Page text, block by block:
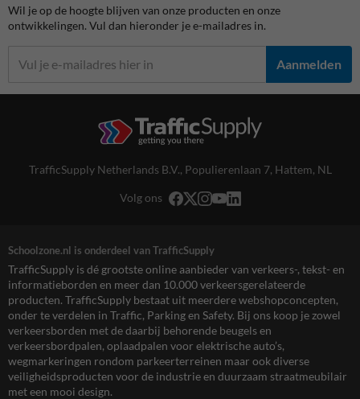
Wil je op de hoogte blijven van onze producten en onze
ontwikkelingen. Vul dan hieronder je e-mailadres in.
Aanmelden
TrafficSupply Netherlands B.V., Populierenlaan 7, Hattem, NL
Volg ons
Schoolzone.nl is onderdeel van TrafficSupply
TrafficSupply is dé grootste online aanbieder van verkeers-, tekst- en
informatieborden en meer dan 10.000 verkeersgerelateerde
producten. TrafficSupply bestaat uit meerdere webshopconcepten,
onder te verdelen in Traffic, Parking en Safety. Bij ons koop je zowel
verkeersborden met de daarbij behorende beugels en
verkeersbordpalen, oplaadpalen voor elektrische auto’s,
wegmarkeringen rondom parkeerterreinen maar ook diverse
veiligheidsproducten voor de industrie en duurzaam straatmeubilair
met een mooi design.